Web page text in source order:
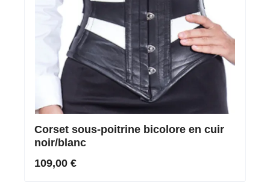
Corset sous-poitrine bicolore en cuir
noir/blanc
109,00 €